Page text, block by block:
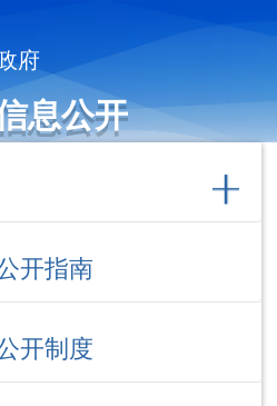
府
息公开
南
度
容